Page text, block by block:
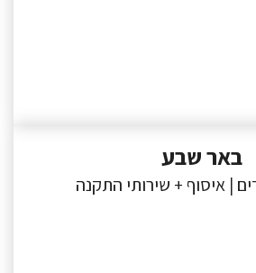
באר שבע
| איסוף + שירותי התקנה